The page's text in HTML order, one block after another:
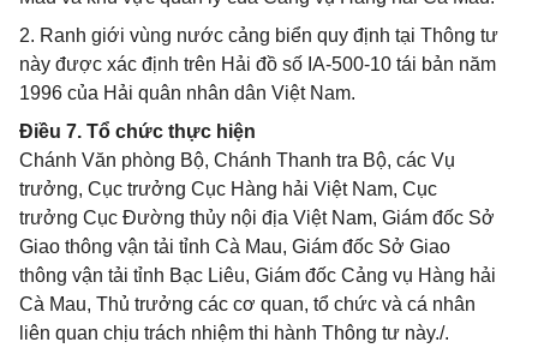
2. Ranh giới vùng nước cảng biển quy định tại Thông tư
này được xác định trên Hải đồ số IA-500-10 tái bản năm
1996 của Hải quân nhân dân Việt Nam.
Điều 7. Tổ chức thực hiện
Chánh Văn phòng Bộ, Chánh Thanh tra Bộ, các Vụ
trưởng, Cục trưởng Cục Hàng hải Việt Nam, Cục
trưởng Cục Đường thủy nội địa Việt Nam, Giám đốc Sở
Giao thông vận tải tỉnh Cà Mau, Giám đốc Sở Giao
thông vận tải tỉnh Bạc Liêu, Giám đốc Cảng vụ Hàng hải
Cà Mau, Thủ trưởng các cơ quan, tổ chức và cá nhân
liên quan chịu trách nhiệm thi hành Thông tư này./.